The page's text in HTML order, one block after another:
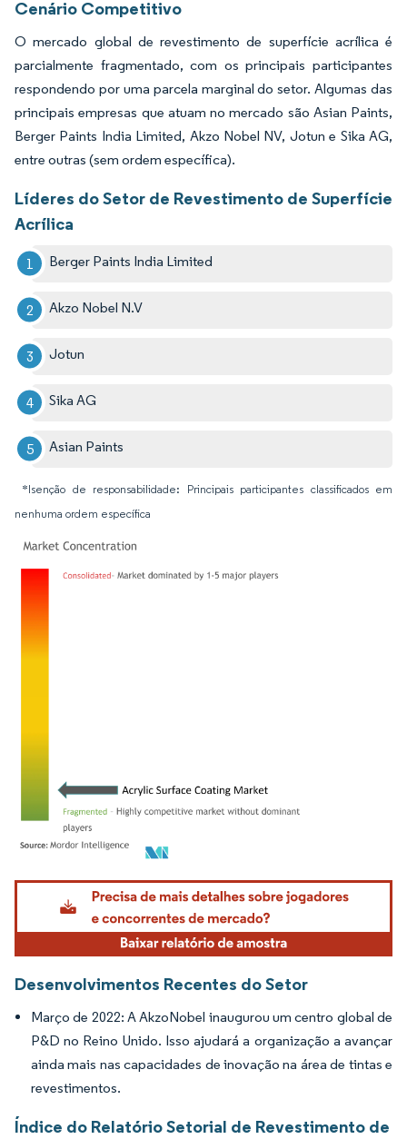
Cenário Competitivo
O mercado global de revestimento de superfície acrílica é
parcialmente fragmentado, com os principais participantes
respondendo por uma parcela marginal do setor. Algumas das
principais empresas que atuam no mercado são Asian Paints,
Berger Paints India Limited, Akzo Nobel NV, Jotun e Sika AG,
entre outras (sem ordem específica).
Líderes do Setor de Revestimento de Superfície
Acrílica
Berger Paints India Limited
Akzo Nobel N.V
Jotun
Sika AG
Asian Paints
*Isenção de responsabilidade: Principais participantes classificados em
nenhuma ordem específica
Imagem © Mordor Intelligence. O reuso requer atribuição conforme CC BY 4.0.
Desenvolvimentos Recentes do Setor
Março de 2022: A AkzoNobel inaugurou um centro global de
P&D no Reino Unido. Isso ajudará a organização a avançar
ainda mais nas capacidades de inovação na área de tintas e
revestimentos.
Índice do Relatório Setorial de Revestimento de